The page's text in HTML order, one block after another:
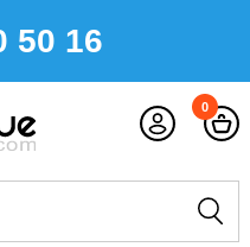
50 16
0